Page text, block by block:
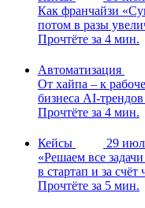
Как франчайзи
потом в разы
Прочтёте за 4 мин.
Автоматизация
От хайпа – к
бизнеса AI-
Прочтёте за 4 мин.
Кейсы
29
«Решаем все
в стартап и за счёт
Прочтёте за 5 мин.